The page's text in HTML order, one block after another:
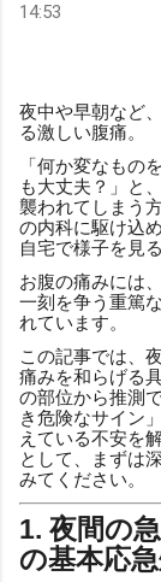
14:53
夜中や早朝など
る激しい腹痛。
「何か変なもの
も大丈夫？」と
襲われてしまう
の内科に駆け込
自宅で様子を見
お腹の痛みには
一刻を争う重篤
れています。
この記事では、
痛みを和らげる
の部位から推測
き危険なサイン
えている不安を
として、まずは
みてください。
1. 夜間の
の基本応